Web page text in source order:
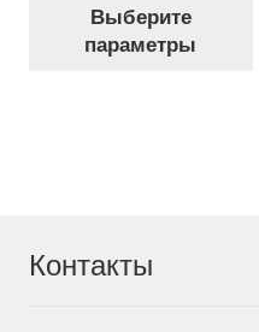
Выберите
параметры
Контакты